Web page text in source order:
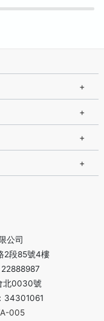
公司
2段85號4樓
北0030號
34301061
005